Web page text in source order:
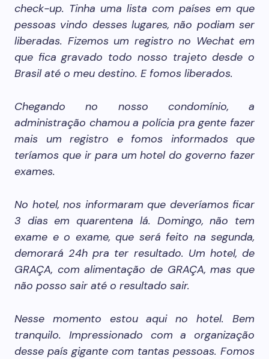
check-up. Tinha uma lista com países em que
pessoas vindo desses lugares, não podiam ser
liberadas. Fizemos um registro no Wechat em
que fica gravado todo nosso trajeto desde o
Brasil até o meu destino. E fomos liberados.
Chegando no nosso condomínio, a
administração chamou a polícia pra gente fazer
mais um registro e fomos informados que
teríamos que ir para um hotel do governo fazer
exames.
No hotel, nos informaram que deveríamos ficar
3 dias em quarentena lá. Domingo, não tem
exame e o exame, que será feito na segunda,
demorará 24h pra ter resultado. Um hotel, de
GRAÇA, com alimentação de GRAÇA, mas que
não posso sair até o resultado sair.
Nesse momento estou aqui no hotel. Bem
tranquilo. Impressionado com a organização
desse país gigante com tantas pessoas. Fomos